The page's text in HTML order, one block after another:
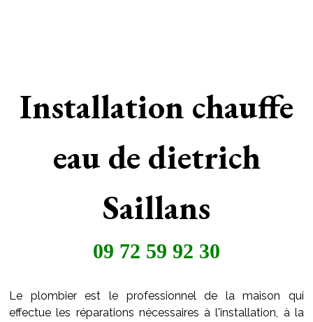
Installation chauffe
eau de dietrich
Saillans
09 72 59 92 30
Le plombier est le professionnel de la maison qui
effectue les réparations nécessaires à l'installation, à la